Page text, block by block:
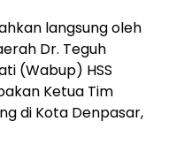
langsung oleh
Dr. Teguh
(Wabup) HSS
Ketua Tim
di Kota Denpasar,